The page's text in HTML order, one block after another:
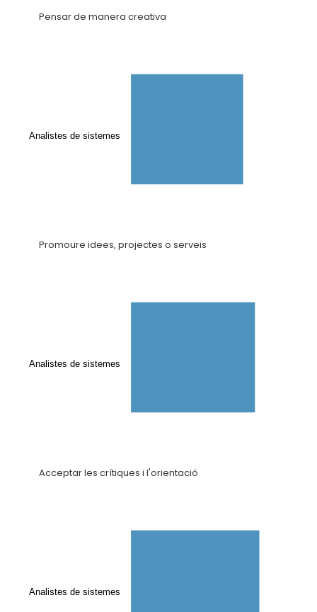
Pensar de manera creativa
Analistes de sistemes
Promoure idees, projectes o serveis
Analistes de sistemes
Acceptar les crítiques i l'orientació
Analistes de sistemes